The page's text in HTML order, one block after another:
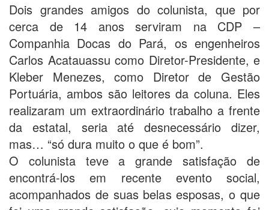
Dois grandes amigos do colunista, que por
cerca de 14 anos serviram na CDP –
Companhia Docas do Pará, os engenheiros
Carlos Acatauassu como Diretor-Presidente, e
Kleber Menezes, como Diretor de Gestão
Portuária, ambos são leitores da coluna. Eles
realizaram um extraordinário trabalho a frente
da estatal, seria até desnecessário dizer,
mas… “só dura muito o que é bom”.
O colunista teve a grande satisfação de
encontrá-los em recente evento social,
acompanhados de suas belas esposas, o que